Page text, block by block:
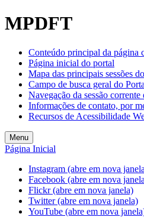
MPDFT
Conteúdo principal da página
Página inicial do portal
Mapa das principais sessões
Campo de busca geral do
Navegação da sessão corrente
Informações de contato, por
Recursos de Acessibilidade
Menu
Página Inicial
Instagram (abre em nova
Facebook (abre em nova
Flickr (abre em nova janela)
Twitter (abre em nova janela)
YouTube (abre em nova